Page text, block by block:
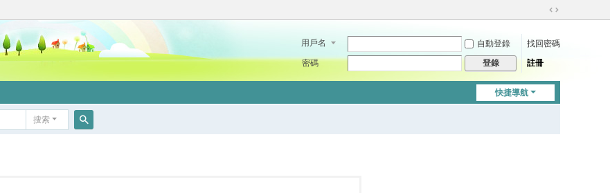
切
到
用戶名 自動登錄
找回密碼
密碼
登錄 註冊
快捷導航
搜索